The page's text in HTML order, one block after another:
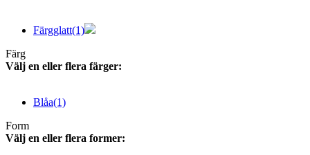
Färgglatt(1)
Färg
Välj en eller flera färger:
Blåa(1)
Form
Välj en eller flera former: